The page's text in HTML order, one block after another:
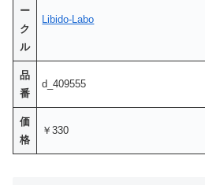
ー
ク
ル
Libido-Labo
品
番
d_409555
価
格
￥330